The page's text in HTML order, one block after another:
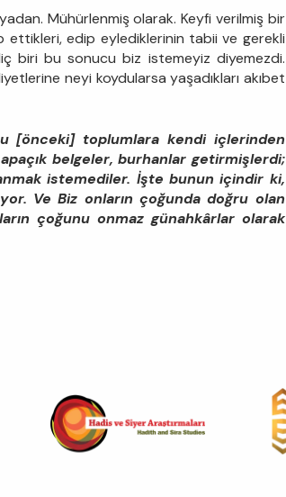
Mühürlenmiş olarak. Keyfi verilmiş bir
ettikleri, edip eylediklerinin tabii ve gerekli
Hiç biri bu sonucu biz istemeyiz diyemezdi.
neyi koydularsa yaşadıkları akıbet
bu [önceki] toplumlara kendi içlerinden
belgeler, burhanlar getirmişlerdi;
istemediler. İşte bunun içindir ki,
Ve Biz onların çoğunda doğru olan
çoğunu onmaz günahkârlar olarak